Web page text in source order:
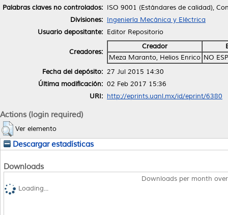
Palabras claves no controlados: ISO 9001 (Estándares de calidad),
Divisiones: Ingeniería Mecánica y Eléctrica
Usuario depositante: Editor Repositorio
Creadores:
Creador
Meza Maranto, Helios Enrico NO
Fecha del depósito: 27 Jul 2015 14:30
Última modificación: 02 Feb 2017 15:36
URI: http://eprints.uanl.mx/id/eprint/6380
Actions (login required)
Ver elemento
Descargar estadísticas
Downloads
Downloads per month
Loading...